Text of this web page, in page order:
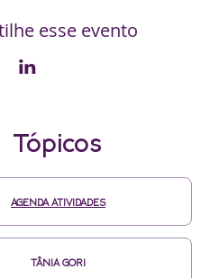
esse evento
Tópicos
AGENDA ATIVIDADES
TÂNIA GORI